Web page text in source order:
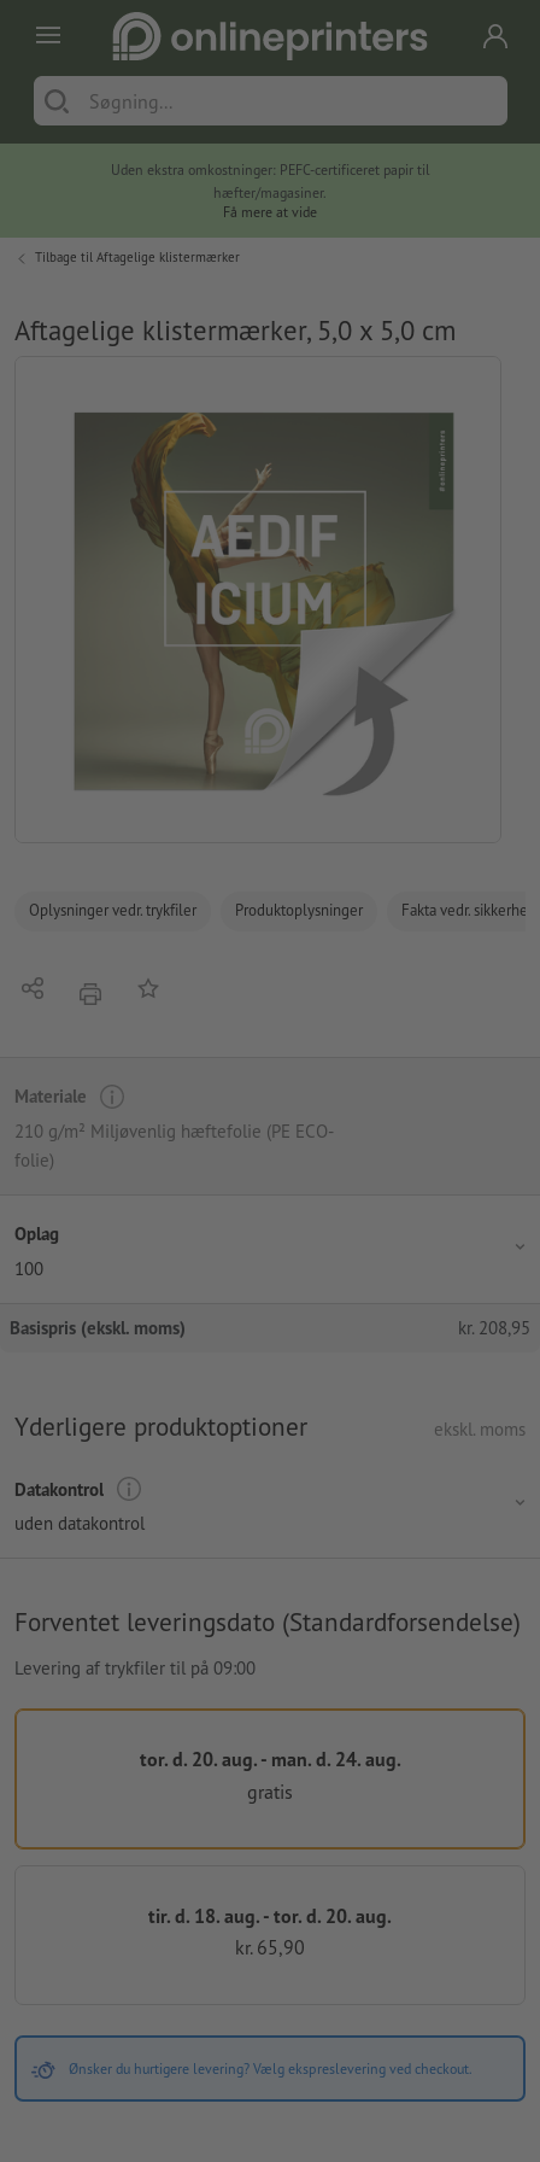
Uden ekstra omkostninger: PEFC-certificeret papir til
hæfter/magasiner.
Få mere at vide
Tilbage til Aftagelige klistermærker
Aftagelige klistermærker, 5,0 x 5,0 cm
Oplysninger vedr. trykfiler Produktoplysninger Fakta vedr.
Del tryk Tilføj til huskelisten
Materiale
210 g/m² Miljøvenlig hæftefolie (PE ECO-
folie)
Oplag
100
Basispris (ekskl. moms) kr. 208,95
Yderligere produktoptioner ekskl. moms
Datakontrol
uden datakontrol
Forventet leveringsdato (Standardforsendelse)
Levering af trykfiler til på 09:00
tor. d. 20. aug. - man. d. 24. aug.
gratis
tir. d. 18. aug. - tor. d. 20. aug.
kr. 65,90
Ønsker du hurtigere levering? Vælg ekspreslevering ved checkout.